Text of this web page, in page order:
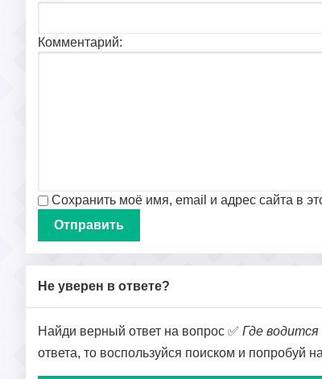
Комментарий:
Сохранить моё имя, email и адрес сайта в
Не уверен в ответе?
Найди верный ответ на вопрос ✅ Где водится
ответа, то воспользуйся поиском и попробуй